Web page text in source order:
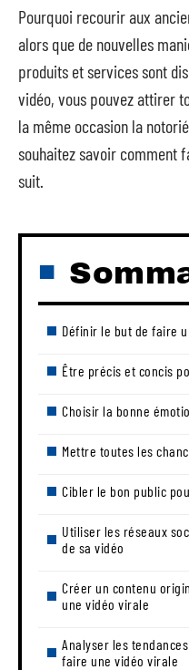
Pourquoi recourir aux
alors que de nouvelles
produits et services sont
vidéo, vous pouvez attirer
la même occasion la
souhaitez savoir comment
suit.
Définir le but de faire
Être précis et concis
Choisir la bonne
Mettre toutes les
Cibler le bon public
Utiliser les réseaux
de sa vidéo
Créer un contenu
une vidéo virale
Analyser les
faire une vidéo virale